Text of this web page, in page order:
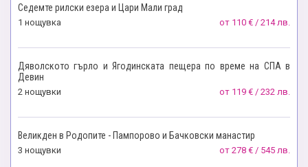
Седемте рилски езера и Цари Мали град
1 нощувкa от 110 € / 214 лв.
Дяволското гърло и Ягодинската пещера по време на СПА в
Девин
2 нощувки от 119 € / 232 лв.
Великден в Родопите - Пампорово и Бачковски манастир
3 нощувки от 278 € / 545 лв.